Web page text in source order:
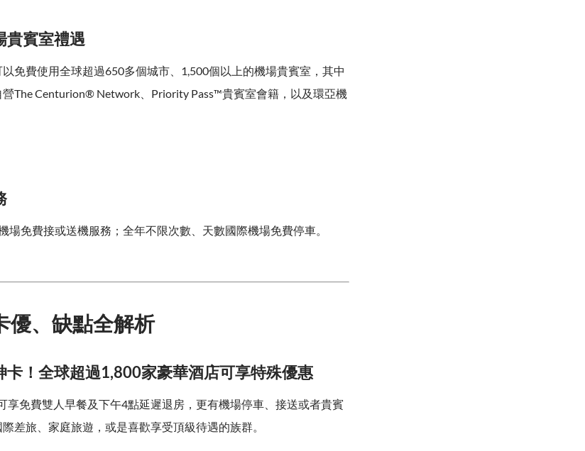
貴賓室禮遇
免費使用全球超過650多個城市、1,500個以上的機場貴賓室，其中
The Centurion® Network、Priority Pass™貴賓室會籍，以及環亞機
場免費接或送機服務；全年不限次數、天數國際機場免費停車。
優、缺點全解析
卡！全球超過1,800家豪華酒店可享特殊優惠
享免費雙人早餐及下午4點延遲退房，更有機場停車、接送或者貴賓
差旅、家庭旅遊，或是喜歡享受頂級待遇的族群。